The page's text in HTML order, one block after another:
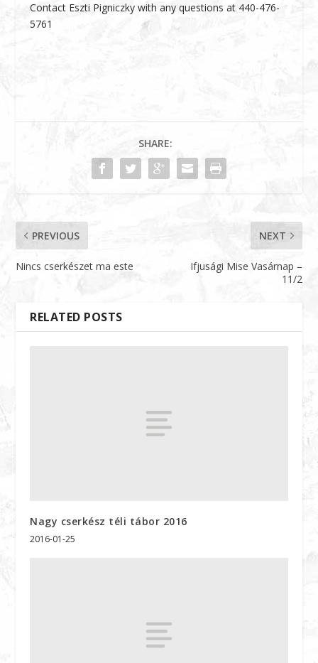
Contact Eszti Pigniczky with any questions at 440-476-
5761
SHARE:
PREVIOUS
Nincs cserkészet ma este
NEXT
Ifjusági Mise Vasárnap –
11/2
RELATED POSTS
Nagy cserkész téli tábor 2016
2016-01-25